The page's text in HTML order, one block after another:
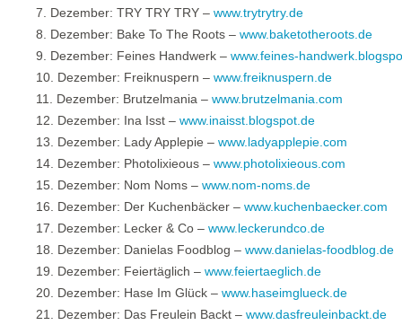
7. Dezember: TRY TRY TRY – www.trytrytry.de
8. Dezember: Bake To The Roots – www.baketotheroots.de
9. Dezember: Feines Handwerk – www.feines-
10. Dezember: Freiknuspern – www.freiknuspern.de
11. Dezember: Brutzelmania – www.brutzelmania.com
12. Dezember: Ina Isst – www.inaisst.blogspot.de
13. Dezember: Lady Applepie – www.ladyapplepie.com
14. Dezember: Photolixieous – www.photolixieous.com
15. Dezember: Nom Noms – www.nom-noms.de
16. Dezember: Der Kuchenbäcker – www.kuchenbaecker.com
17. Dezember: Lecker & Co – www.leckerundco.de
18. Dezember: Danielas Foodblog – www.danielas-foodblog.de
19. Dezember: Feiertäglich – www.feiertaeglich.de
20. Dezember: Hase Im Glück – www.haseimglueck.de
21. Dezember: Das Freulein Backt – www.dasfreuleinbackt.de